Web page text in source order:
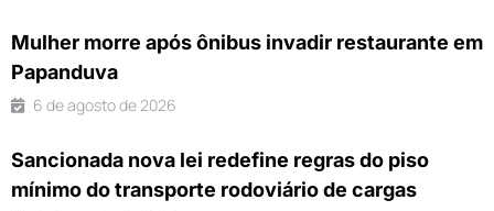
Mulher morre após ônibus invadir restaurante em
Papanduva
6 de agosto de 2026
Sancionada nova lei redefine regras do piso
mínimo do transporte rodoviário de cargas